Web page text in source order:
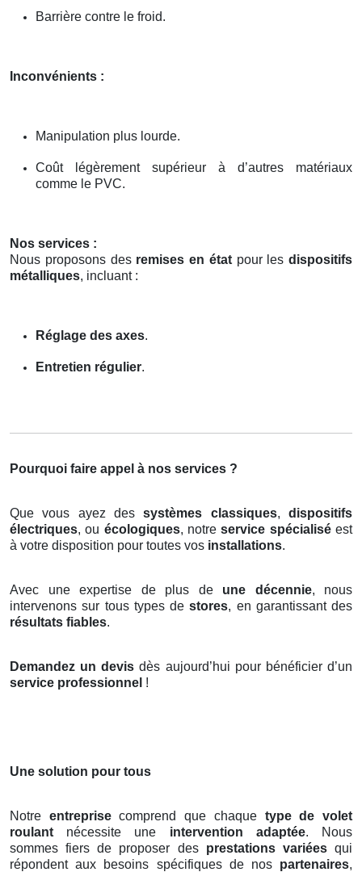
Barrière contre le froid.
Inconvénients :
Manipulation plus lourde.
Coût légèrement supérieur à d’autres matériaux
comme le PVC.
Nos services :
Nous proposons des remises en étatpour les dispositifs
métalliques, incluant :
Réglage des axes.
Entretien régulier.
Pourquoi faire appel à nos services ?
Que vous ayez dessystèmes classiques,dispositifs
électriques, ou écologiques, notreservice spécialiséest
à votre disposition pour toutes vos installations.
Avec une expertise de plus de une décennie, nous
intervenons sur tous types destores, en garantissant des
résultats fiables.
Demandez un devis dès aujourd’hui pour bénéficier d’un
service professionnel !
Une solution pour tous
Notre entreprisecomprend que chaque type de volet
roulant nécessite une intervention adaptée. Nous
sommes fiers de proposer des prestations variéesqui
répondent aux besoins spécifiques de nos partenaires,